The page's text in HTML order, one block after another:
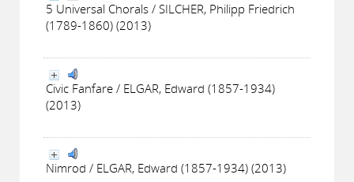
5 Universal Chorals / SILCHER, Philipp Friedrich
(1789-1860) (2013)
Civic Fanfare / ELGAR, Edward (1857-1934)
(2013)
Nimrod / ELGAR, Edward (1857-1934) (2013)